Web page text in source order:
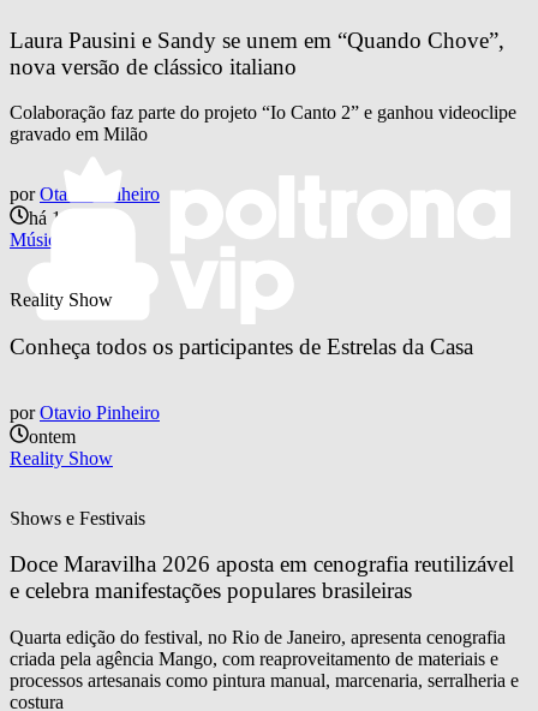
Laura Pausini e Sandy se unem em “Quando Chove”,
nova versão de clássico italiano
Colaboração faz parte do projeto “Io Canto 2” e ganhou videoclipe
gravado em Milão
por Otavio Pinheiro
há 19 horas
Música
Reality Show
Conheça todos os participantes de Estrelas da Casa
por Otavio Pinheiro
ontem
Reality Show
Shows e Festivais
Doce Maravilha 2026 aposta em cenografia reutilizável
e celebra manifestações populares brasileiras
Quarta edição do festival, no Rio de Janeiro, apresenta cenografia
criada pela agência Mango, com reaproveitamento de materiais e
processos artesanais como pintura manual, marcenaria, serralheria e
costura